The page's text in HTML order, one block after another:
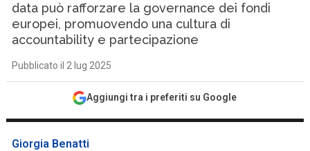
data può rafforzare la governance dei fondi
europei, promuovendo una cultura di
accountability e partecipazione
Pubblicato il 2 lug 2025
Aggiungi tra i preferiti su Google
Giorgia Benatti